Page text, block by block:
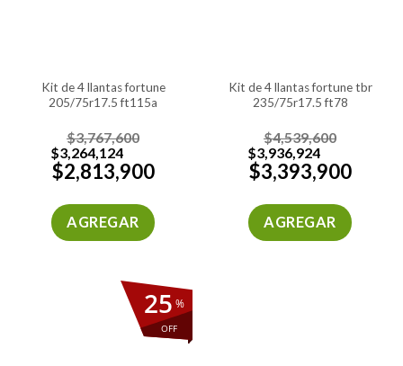
kit de 4 llantas fortune
205/75r17.5 ft115a
$3,767,600
$3,264,124
$2,813,900
AGREGAR
kit de 4 llantas fortune tbr
235/75r17.5 ft78
$4,539,600
$3,936,924
$3,393,900
AGREGAR
%
OFF
25